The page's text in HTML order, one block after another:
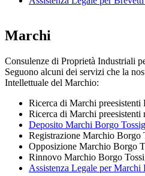
Marchi
Consulenze di Proprietà Industriali
Seguono alcuni dei servizi che la
Intellettuale del Marchio:
Ricerca di Marchi preesistenti
Ricerca di Marchi preesistenti
Deposito Marchi Borgo
Registrazione Marchio Borgo
Opposizione Marchio Borgo
Rinnovo Marchio Borgo
Assistenza Legale per Marchi